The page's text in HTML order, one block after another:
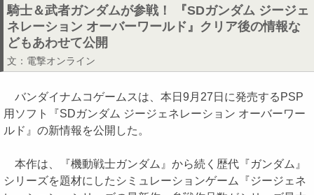
騎士＆武者ガンダムが参戦！ 『SDガンダム ジージェ
ネレーション オーバーワールド』クリア後の情報な
どもあわせて公開
文： 電撃オンライン
バンダイナムコゲームスは、本日9月27日に発売するPSP
用ソフト『SDガンダム ジージェネレーション オーバーワー
ルド』の新情報を公開した。
本作は、『機動戦士ガンダム』から続く歴代『ガンダム』
シリーズを題材にしたシミュレーションゲーム『ジージェネ